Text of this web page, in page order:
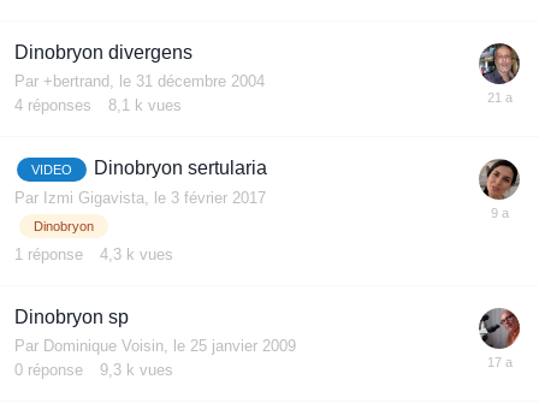
Dinobryon divergens
Par +bertrand
le 31 décembre 2004
4 réponses 8,1 k vues
VIDEO Dinobryon sertularia
Par Izmi Gigavista le 3 février 2017
Dinobryon
1 réponse 4,3 k vues
Dinobryon sp
Par Dominique Voisin
le 25 janvier 2009
0 réponse 9,3 k vues